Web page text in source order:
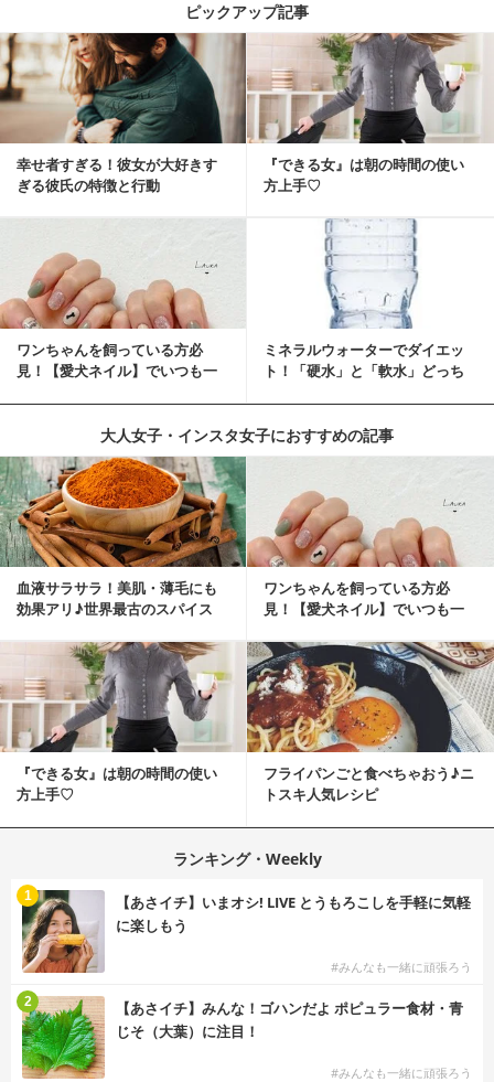
ピックアップ記事
幸せ者すぎる！彼女が大好きす
ぎる彼氏の特徴と行動
『できる女』は朝の時間の使い
方上手♡
ワンちゃんを飼っている方必
見！【愛犬ネイル】でいつも一
ミネラルウォーターでダイエッ
ト！「硬水」と「軟水」どっち
大人女子・インスタ女子におすすめの記事
血液サラサラ！美肌・薄毛にも
効果アリ♪世界最古のスパイス
ワンちゃんを飼っている方必
見！【愛犬ネイル】でいつも一
『できる女』は朝の時間の使い
方上手♡
フライパンごと食べちゃおう♪ニ
トスキ人気レシピ
ランキング・Weekly
【あさイチ】いまオシ! LIVE とうもろこしを手軽に気軽
に楽しもう
#みんなも一緒に頑張ろう
1
【あさイチ】みんな！ゴハンだよ ポピュラー食材・青
じそ（大葉）に注目！
#みんなも一緒に頑張ろう
2